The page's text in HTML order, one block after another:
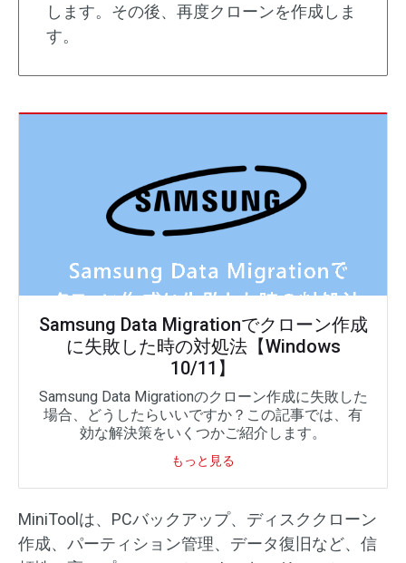
します。その後、再度クローンを作成しま
す。
Samsung Data Migrationでクローン作成
に失敗した時の対処法【Windows
10/11】
Samsung Data Migrationのクローン作成に失敗した
場合、どうしたらいいですか？この記事では、有
効な解決策をいくつかご紹介します。
もっと見る
MiniToolは、PCバックアップ、ディスククローン
作成、パーティション管理、データ復旧など、信